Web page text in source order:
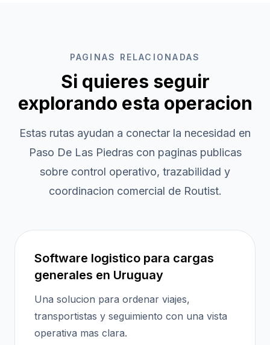
PAGINAS RELACIONADAS
Si quieres seguir
explorando esta operacion
Estas rutas ayudan a conectar la necesidad en
Paso De Las Piedrascon paginas publicas
sobre control operativo, trazabilidad y
coordinacion comercial de Routist.
Software logistico para cargas
generales en Uruguay
Una solucion para ordenar viajes,
transportistas y seguimiento con una vista
operativa mas clara.